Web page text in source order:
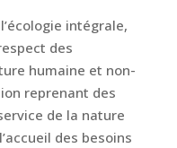
intégrale,
des
humaine et non-
reprenant des
de la nature
des besoins